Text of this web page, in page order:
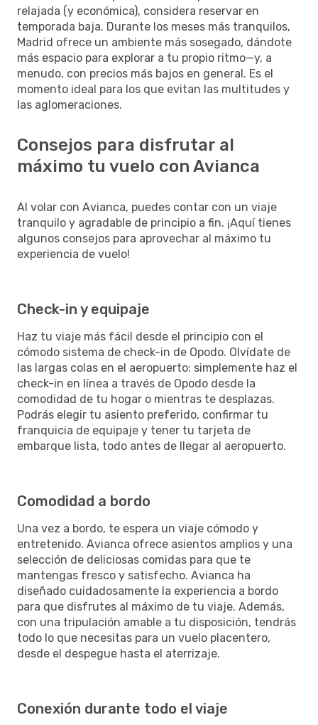
relajada (y económica), considera reservar en
temporada baja. Durante los meses más tranquilos,
Madrid ofrece un ambiente más sosegado, dándote
más espacio para explorar a tu propio ritmo—y, a
menudo, con precios más bajos en general. Es el
momento ideal para los que evitan las multitudes y
las aglomeraciones.
Consejos para disfrutar al
máximo tu vuelo con Avianca
Al volar con Avianca, puedes contar con un viaje
tranquilo y agradable de principio a fin. ¡Aquí tienes
algunos consejos para aprovechar al máximo tu
experiencia de vuelo!
Check-in y equipaje
Haz tu viaje más fácil desde el principio con el
cómodo sistema de check-in de Opodo. Olvídate de
las largas colas en el aeropuerto: simplemente haz el
check-in en línea a través de Opodo desde la
comodidad de tu hogar o mientras te desplazas.
Podrás elegir tu asiento preferido, confirmar tu
franquicia de equipaje y tener tu tarjeta de
embarque lista, todo antes de llegar al aeropuerto.
Comodidad a bordo
Una vez a bordo, te espera un viaje cómodo y
entretenido. Avianca ofrece asientos amplios y una
selección de deliciosas comidas para que te
mantengas fresco y satisfecho. Avianca ha
diseñado cuidadosamente la experiencia a bordo
para que disfrutes al máximo de tu viaje. Además,
con una tripulación amable a tu disposición, tendrás
todo lo que necesitas para un vuelo placentero,
desde el despegue hasta el aterrizaje.
Conexión durante todo el viaje